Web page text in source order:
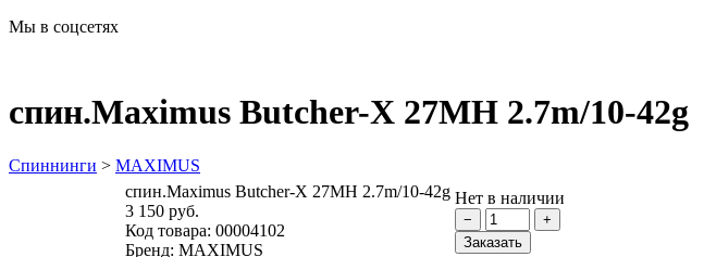
Мы в соцсетях
спин.Maximus Butcher-X 27MH 2.7m/10-42g
Спиннинги > MAXIMUS
спин.Maximus Butcher-X 27MH 2.7m/10-42g
3 150 руб.
Код товара: 00004102
Бренд: MAXIMUS
Нет в наличии